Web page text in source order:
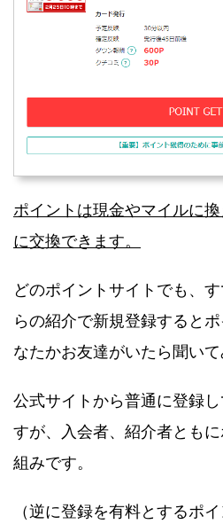
ポイントは現金やマイルに
に交換できます。
どのポイントサイトでも、
らの紹介で新規登録すると
なたかお友達がいたら聞いて
公式サイトから普通に登録
すが、入会者、紹介者とも
組みです。
（逆に登録を有料とするポ